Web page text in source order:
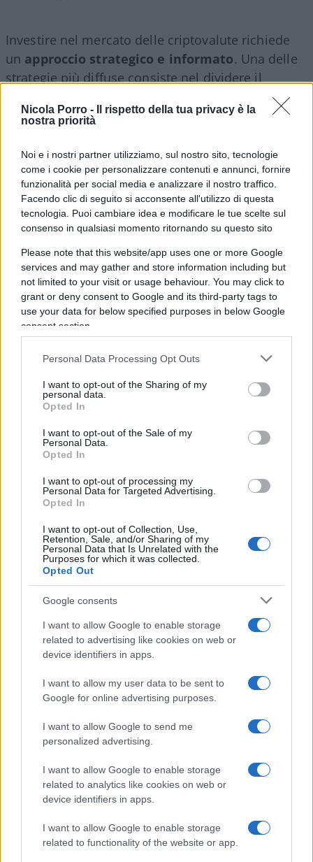
Nicola Porro -
Il rispetto della tua privacy è la
nostra priorità
Noi e i nostri partner utilizziamo, sul nostro sito, tecnologie
come i cookie per personalizzare contenuti e annunci, fornire
funzionalità per social media e analizzare il nostro traffico.
Facendo clic di seguito si acconsente all'utilizzo di questa
tecnologia. Puoi cambiare idea e modificare le tue scelte sul
consenso in qualsiasi momento ritornando su questo sito
Please note that this website/app uses one or more Google
services and may gather and store information including but
not limited to your visit or usage behaviour. You may click to
grant or deny consent to Google and its third-party tags to
use your data for below specified purposes in below Google
consent section.
Personal Data Processing Opt Outs
I want to opt-out of the Sharing of my
personal data.
Opted In
I want to opt-out of the Sale of my
Personal Data.
Opted In
I want to opt-out of processing my
Personal Data for Targeted Advertising.
Opted In
I want to opt-out of Collection, Use,
Retention, Sale, and/or Sharing of my
Personal Data that Is Unrelated with the
Purposes for which it was collected.
Opted Out
Google consents
I want to allow Google to enable storage
related to advertising like cookies on web or
device identifiers in apps.
I want to allow my user data to be sent to
Google for online advertising purposes.
I want to allow Google to send me
personalized advertising.
I want to allow Google to enable storage
related to analytics like cookies on web or
device identifiers in apps.
I want to allow Google to enable storage
related to functionality of the website or app.
Investire nel mercato delle criptovalute richiede
un approccio strategico e informato. Una delle
strategie più diffuse consiste nel dividere il
capitale che si vuole utilizzare per l’investimento
in due parti: investirne una porzione inizialmente
cali di prezzo o per diversificare gli investimenti in
futuro. Questo approccio bilancia il potenziale di
guadagno con il rischio di perdite significative.
Comprensione dei cicli di
mercato
Una conoscenza dei cicli di mercato nel contesto
delle criptovalute può essere estremamente utile.
Ad esempio, eventi come gli halving di Bitcoin
Comprendere questi cicli aiuta a prevedere meglio
i momenti opportuni per entrare o uscire dal
mercato.
Importanza della ricerca e della
preparazione
approfondite. Ciò include l’analisi dei trend di
mercato, lacomprensione delle tecnologie
base delle criptovalute e il
aspetto fondamentale è lo studio continuo in un
settore che evolve rapidamente come quello delle
criptovalute.
Investire in criptovalute può essere allettante e,
talvolta, sembrare semplice e remunerativo, ma è
una forma molto rischiosa di investimento e non
può essere approcciata con superficialità ed
emotività: è cruciale avvicinarsi con cautela e
strategia. Evitare la FOMO e prendere decisioni
basate su analisi e ricerca approfondita può
aumentare le probabilità di successo nel mercato
delle criptovalute.